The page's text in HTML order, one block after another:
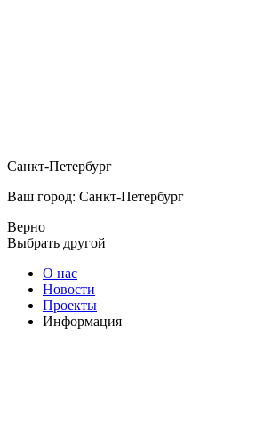
Санкт-Петербург
Ваш город: Санкт-Петербург
Верно
Выбрать другой
О нас
Новости
Проекты
Информация